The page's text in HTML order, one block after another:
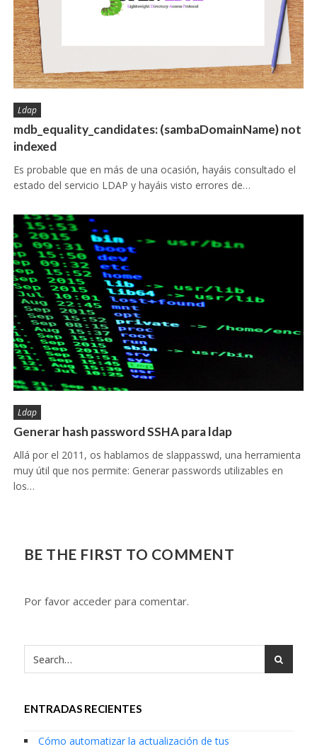
Ldap
mdb_equality_candidates: (sambaDomainName) not
indexed
Es probable que en más de una ocasión, hayáis consultado el
estado del servicio LDAP y hayáis visto errores de…
Ldap
Generar hash password SSHA para ldap
Allá por el 2011, os hablamos de slappasswd, una herramienta
muy útil que nos permite: Generar passwords utilizables en
los…
BE THE FIRST TO COMMENT
Por favor acceder para comentar.
ENTRADAS RECIENTES
Cómo automatizar la actualización de tus